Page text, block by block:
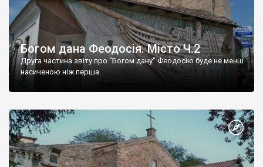
Богом дана Феодосія. Місто Ч.2
Друга частина звіту про "Богом дану" Феодосію буде не менш
насиченою ніж перша.